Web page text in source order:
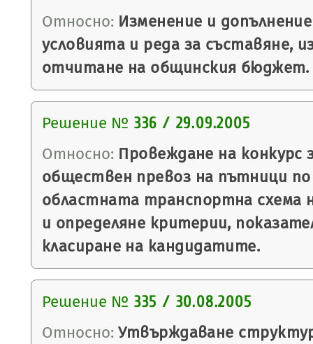
Относно: Изменение и
условията и реда за съставяне,
отчитане на общинския бюджет.
Решение № 336 / 29.09.2005
Относно: Провеждане на конкурс
обществен превоз на пътници
областната транспортна схема
и определяне критерии,
класиране на кандидатите.
Решение № 335 / 30.08.2005
Относно: Утвърждаване